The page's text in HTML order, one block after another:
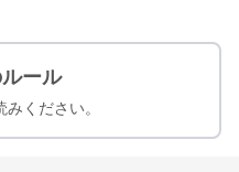
ール
ください。